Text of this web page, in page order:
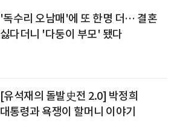
'독수리 오남매'에 또 한명 더… 결혼
싫다더니 '다둥이 부모' 됐다
[유석재의 돌발史전 2.0] 박정희
대통령과 욕쟁이 할머니 이야기